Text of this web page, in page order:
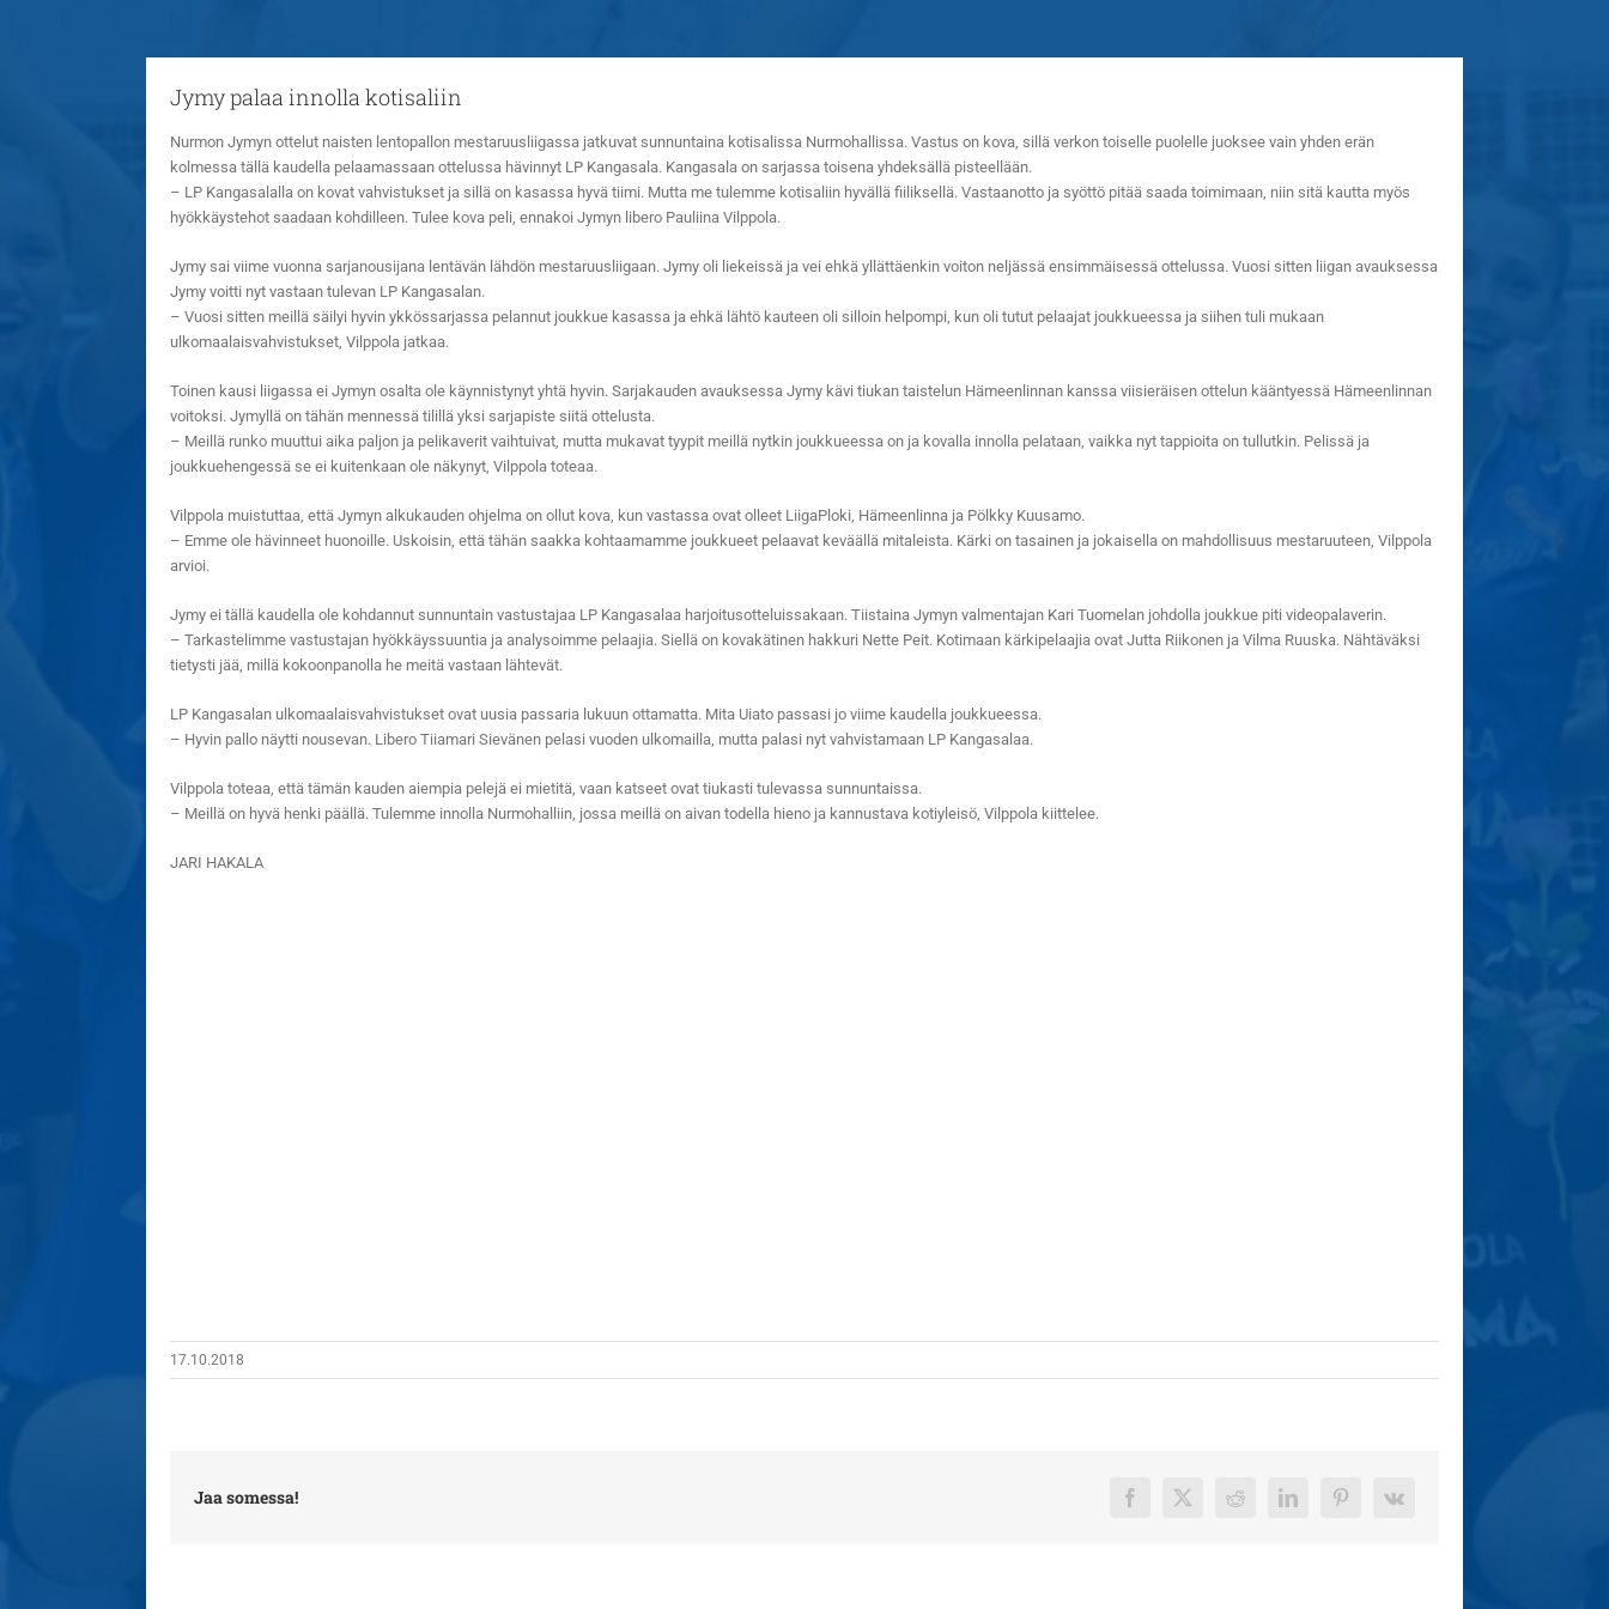
Jymy palaa innolla kotisaliin
Nurmon Jymyn ottelut naisten lentopallon mestaruusliigassa jatkuvat sunnuntaina kotisalissa Nurmohallissa. Vastus on kova, sillä verkon toiselle puolelle juoksee vain yhden erän
kolmessa tällä kaudella pelaamassaan ottelussa hävinnyt LP Kangasala. Kangasala on sarjassa toisena yhdeksällä pisteellään.
– LP Kangasalalla on kovat vahvistukset ja sillä on kasassa hyvä tiimi. Mutta me tulemme kotisaliin hyvällä fiiliksellä. Vastaanotto ja syöttö pitää saada toimimaan, niin sitä kautta myös
hyökkäystehot saadaan kohdilleen. Tulee kova peli, ennakoi Jymyn libero Pauliina Vilppola.
Jymy sai viime vuonna sarjanousijana lentävän lähdön mestaruusliigaan. Jymy oli liekeissä ja vei ehkä yllättäenkin voiton neljässä ensimmäisessä ottelussa. Vuosi sitten liigan avauksessa
Jymy voitti nyt vastaan tulevan LP Kangasalan.
– Vuosi sitten meillä säilyi hyvin ykkössarjassa pelannut joukkue kasassa ja ehkä lähtö kauteen oli silloin helpompi, kun oli tutut pelaajat joukkueessa ja siihen tuli mukaan
ulkomaalaisvahvistukset, Vilppola jatkaa.
Toinen kausi liigassa ei Jymyn osalta ole käynnistynyt yhtä hyvin. Sarjakauden avauksessa Jymy kävi tiukan taistelun Hämeenlinnan kanssa viisieräisen ottelun kääntyessä Hämeenlinnan
voitoksi. Jymyllä on tähän mennessä tilillä yksi sarjapiste siitä ottelusta.
– Meillä runko muuttui aika paljon ja pelikaverit vaihtuivat, mutta mukavat tyypit meillä nytkin joukkueessa on ja kovalla innolla pelataan, vaikka nyt tappioita on tullutkin. Pelissä ja
joukkuehengessä se ei kuitenkaan ole näkynyt, Vilppola toteaa.
Vilppola muistuttaa, että Jymyn alkukauden ohjelma on ollut kova, kun vastassa ovat olleet LiigaPloki, Hämeenlinna ja Pölkky Kuusamo.
– Emme ole hävinneet huonoille. Uskoisin, että tähän saakka kohtaamamme joukkueet pelaavat keväällä mitaleista. Kärki on tasainen ja jokaisella on mahdollisuus mestaruuteen, Vilppola
arvioi.
Jymy ei tällä kaudella ole kohdannut sunnuntain vastustajaa LP Kangasalaa harjoitusotteluissakaan. Tiistaina Jymyn valmentajan Kari Tuomelan johdolla joukkue piti videopalaverin.
– Tarkastelimme vastustajan hyökkäyssuuntia ja analysoimme pelaajia. Siellä on kovakätinen hakkuri Nette Peit. Kotimaan kärkipelaajia ovat Jutta Riikonen ja Vilma Ruuska. Nähtäväksi
tietysti jää, millä kokoonpanolla he meitä vastaan lähtevät.
LP Kangasalan ulkomaalaisvahvistukset ovat uusia passaria lukuun ottamatta. Mita Uiato passasi jo viime kaudella joukkueessa.
– Hyvin pallo näytti nousevan. Libero Tiiamari Sievänen pelasi vuoden ulkomailla, mutta palasi nyt vahvistamaan LP Kangasalaa.
Vilppola toteaa, että tämän kauden aiempia pelejä ei mietitä, vaan katseet ovat tiukasti tulevassa sunnuntaissa.
– Meillä on hyvä henki päällä. Tulemme innolla Nurmohalliin, jossa meillä on aivan todella hieno ja kannustava kotiyleisö, Vilppola kiittelee.
JARI HAKALA
17.10.2018
Jaa somessa! Facebook
X Reddit LinkedInPinterest
Vk